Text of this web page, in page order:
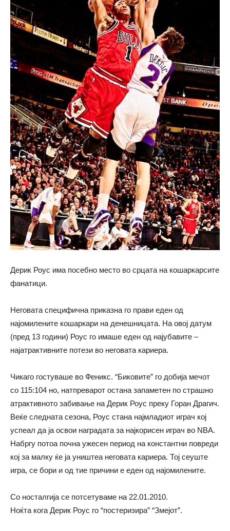
Дерик Роус има посебно место во срцата на кошаркарсите
фанатици.
Неговата специфична приказна го прави еден од
најомилените кошаркари на денешницата. На овој датум
(пред 13 години) Роус го имаше еден од најубавите –
најатрактивните потези во неговата кариера.
Чикаго гостуваше во Феникс. “Биковите” го добија мечот
со 115:104 но, натпреварот остана запаметен по страшно
атрактивното забивање на Дерик Роус преку Горан Драгич.
Веќе следната сезона, Роус стана најмладиот играч кој
успеал да ја освои наградата за најкорисен играч во NBA.
Набргу потоа почна ужесен период на константни повреди
кој за малку ќе ја уништеа неговата кариера. Тој сеуште
игра, се бори и од тие причини е еден од најомилените.
Со носталгија се потсетуваме на 22.01.2010.
Ноќта кога Дерик Роус го “постеризира” “Змејот”.